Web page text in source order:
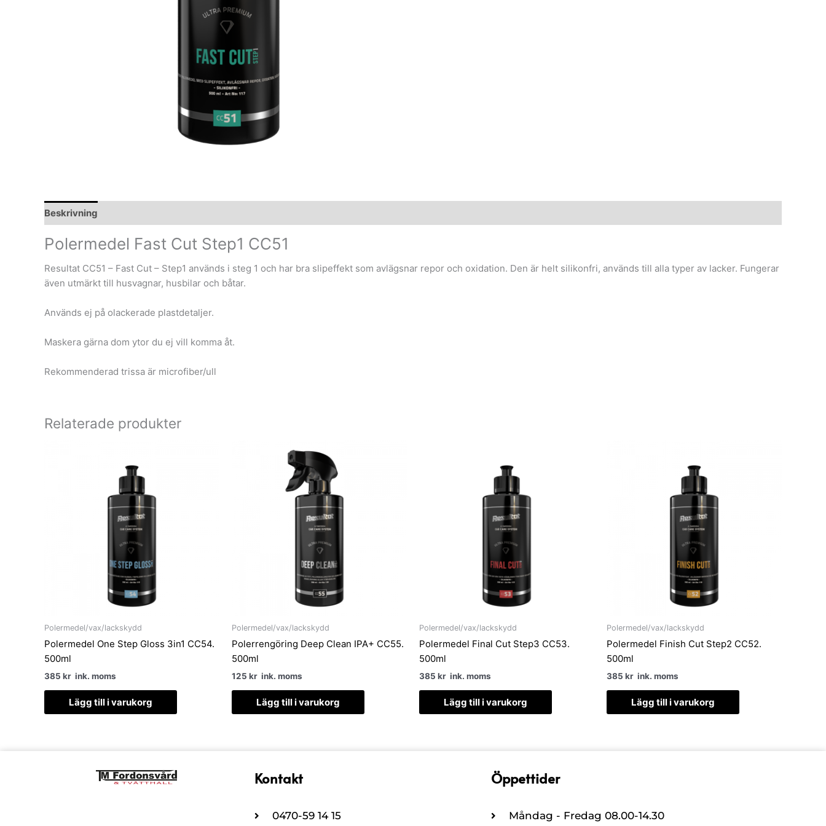
Beskrivning
Polermedel Fast Cut Step1 CC51
Resultat CC51 – Fast Cut – Step1 används i steg 1 och har bra slipeffekt som avlägsnar repor och oxidation. Den är helt silikonfri, används till alla typer av lacker. Fungerar
även utmärkt till husvagnar, husbilar och båtar.
Används ej på olackerade plastdetaljer.
Maskera gärna dom ytor du ej vill komma åt.
Rekommenderad trissa är microfiber/ull
Relaterade produkter
Polermedel/vax/lackskydd
Polermedel One Step Gloss 3in1 CC54.
500ml
385 kr ink. moms
Lägg till i varukorg
Polermedel/vax/lackskydd
Polerrengöring Deep Clean IPA+ CC55.
500ml
125 kr ink. moms
Lägg till i varukorg
Polermedel/vax/lackskydd
Polermedel Final Cut Step3 CC53.
500ml
385 kr ink. moms
Lägg till i varukorg
Polermedel/vax/lackskydd
Polermedel Finish Cut Step2 CC52.
500ml
385 kr ink. moms
Lägg till i varukorg
Kontakt
0470-59 14 15
Öppettider
Måndag - Fredag 08.00-14.30